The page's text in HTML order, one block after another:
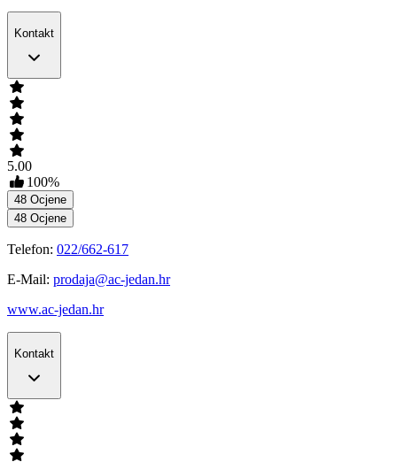
Kontakt
5.00
100%
48 Ocjene
48 Ocjene
Telefon: 022/662-617
E-Mail: prodaja@ac-jedan.hr
www.ac-jedan.hr
Kontakt